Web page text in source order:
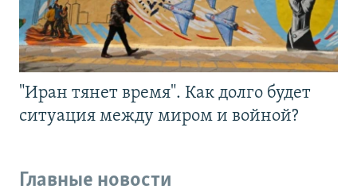
"Иран тянет время". Как долго будет
ситуация между миром и войной?
Главные новости